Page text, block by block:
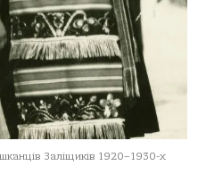
Заліщиків 1920–1930-х